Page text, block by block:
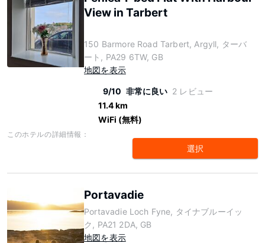
View in Tarbert
150 Barmore Road Tarbert, Argyll, ターバ
ート, PA29 6TW, GB
地図を表示
9/10 非常に良い 2 レビュー
11.4 km
WiFi (無料)
このホテルの詳細情報：
選択
Portavadie
Portavadie Loch Fyne, タイナブルーイッ
ク, PA21 2DA, GB
地図を表示